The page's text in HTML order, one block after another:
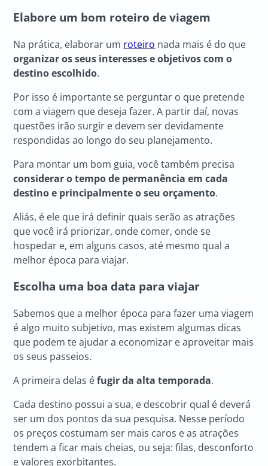
Elabore um bom roteiro de viagem
Na prática, elaborar um roteiro nada mais é do que
organizar os seus interesses e objetivos com o
destino escolhido.
Por isso é importante se perguntar o que pretende
com a viagem que deseja fazer. A partir daí, novas
questões irão surgir e devem ser devidamente
respondidas ao longo do seu planejamento.
Para montar um bom guia, você também precisa
considerar o tempo de permanência em cada
destino e principalmente o seu orçamento.
Aliás, é ele que irá definir quais serão as atrações
que você irá priorizar, onde comer, onde se
hospedar e, em alguns casos, até mesmo qual a
melhor época para viajar.
Escolha uma boa data para viajar
Sabemos que a melhor época para fazer uma viagem
é algo muito subjetivo, mas existem algumas dicas
que podem te ajudar a economizar e aproveitar mais
os seus passeios.
A primeira delas éfugir da alta temporada.
Cada destino possui a sua, e descobrir qual é deverá
ser um dos pontos da sua pesquisa. Nesse período
os preços costumam ser mais caros e as atrações
tendem a ficar mais cheias, ou seja: filas, desconforto
e valores exorbitantes.